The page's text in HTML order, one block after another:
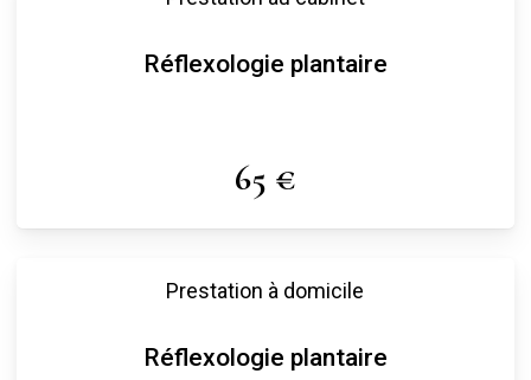
Réflexologie plantaire
65 €
Prestation à domicile
Réflexologie plantaire